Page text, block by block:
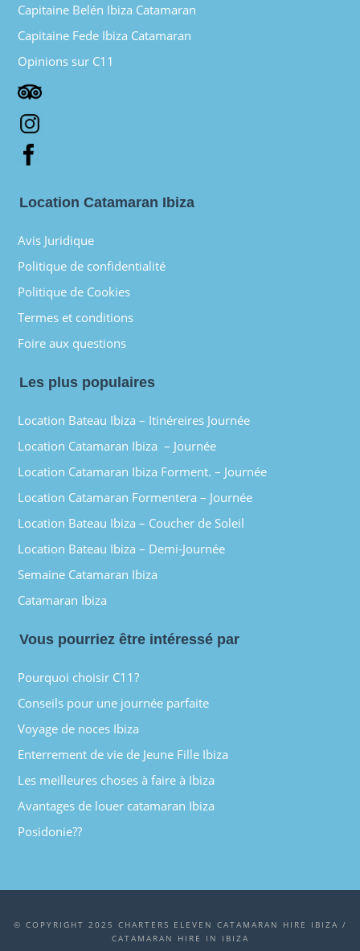
Capitaine Belén Ibiza Catamaran
Capitaine Fede Ibiza Catamaran
Opinions sur C11
Location Catamaran Ibiza
Avis Juridique
Politique de confidentialité
Politique de Cookies
Termes et conditions
Foire aux questions
Les plus populaires
Location Bateau Ibiza – Itinéreires Journée
Location Catamaran Ibiza – Journée
Location Catamaran Ibiza Forment. – Journée
Location Catamaran Formentera – Journée
Location Bateau Ibiza – Coucher de Soleil
Location Bateau Ibiza – Demi-Journée
Semaine Catamaran Ibiza
Catamaran Ibiza
Vous pourriez être intéressé par
Pourquoi choisir C11?
Conseils pour une journée parfaite
Voyage de noces Ibiza
Enterrement de vie de Jeune Fille Ibiza
Les meilleures choses à faire à Ibiza
Avantages de louer catamaran Ibiza
Posidonie??
© COPYRIGHT 2025 CHARTERS ELEVEN CATAMARAN HIRE IBIZA /
CATAMARAN HIRE IN IBIZA